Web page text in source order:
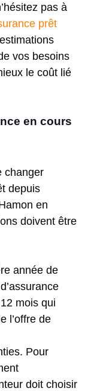
pas à
prêt
vos besoins
le coût lié
en cours
changer
depuis
en
doivent être
année de
mois qui
l’offre de
Pour
doit choisir